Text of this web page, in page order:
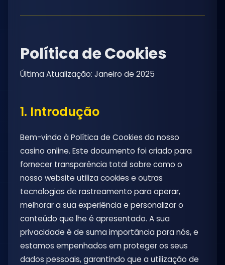
Política de Cookies
Última Atualização: Janeiro de 2025
1. Introdução
Bem-vindo à Política de Cookies do nosso
casino online. Este documento foi criado para
fornecer transparência total sobre como o
nosso website utiliza cookies e outras
tecnologias de rastreamento para operar,
melhorar a sua experiência e personalizar o
conteúdo que lhe é apresentado. A sua
privacidade é de suma importância para nós, e
estamos empenhados em proteger os seus
dados pessoais, garantindo que a utilização de